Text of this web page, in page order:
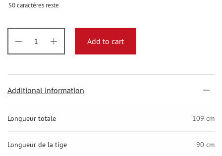
50caractères reste
Add to cart
Additional information
Longueur totale 109 cm
Longueur de la tige 90 cm